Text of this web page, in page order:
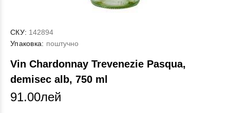
СКУ: 142894
Упаковка: поштучно
Vin Chardonnay Trevenezie Pasqua,
demisec alb, 750 ml
91.00лей